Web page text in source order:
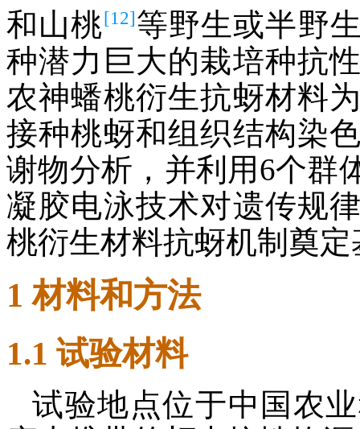
和山桃[12]等野生或半野
种潜力巨大的栽培种抗
农神蟠桃衍生抗蚜材料
接种桃蚜和组织结构染
谢物分析，并利用6个群
凝胶电泳技术对遗传规
桃衍生材料抗蚜机制奠定
1 材料和方法
1.1 试验材料
试验地点位于中国农